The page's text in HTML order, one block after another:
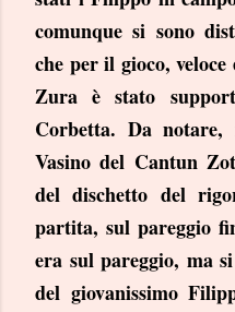
comunque si sono
che per il gioco,
Zura è stato
Corbetta. Da
Vasino del Cantun
del dischetto del
partita, sul pareggio
era sul pareggio, ma
del giovanissimo